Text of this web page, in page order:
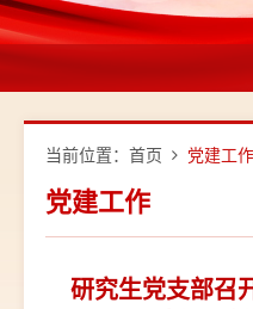
当前位置： 首页 党建工作
党建工作
研究生党支部召